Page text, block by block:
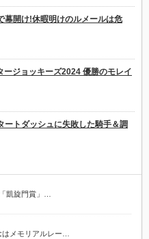
幕開け!休暇明けのルメールは危
ージョッキーズ2024 優勝のモレイ
ートダッシュに失敗した騎手＆調
凱旋門賞」…
メモリアルレー…